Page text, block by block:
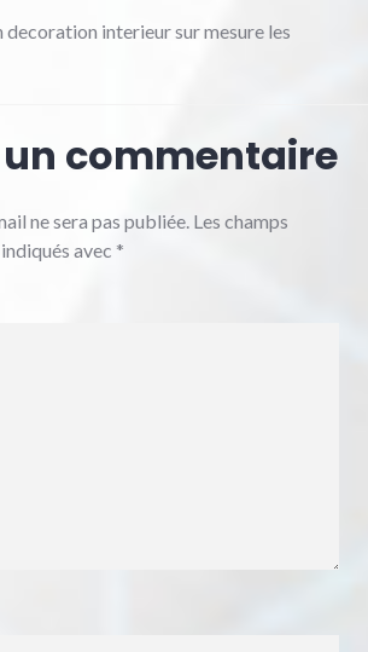
interieur sur mesure les
un commentaire
ne sera pas publiée. Les champs
avec *